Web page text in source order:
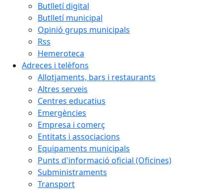
Butlletí digital
Butlletí municipal
Opinió grups municipals
Rss
Hemeroteca
Adreces i telèfons
Allotjaments, bars i restaurants
Altres serveis
Centres educatius
Emergències
Empresa i comerç
Entitats i associacions
Equipaments municipals
Punts d'informació oficial (Oficines)
Subministraments
Transport